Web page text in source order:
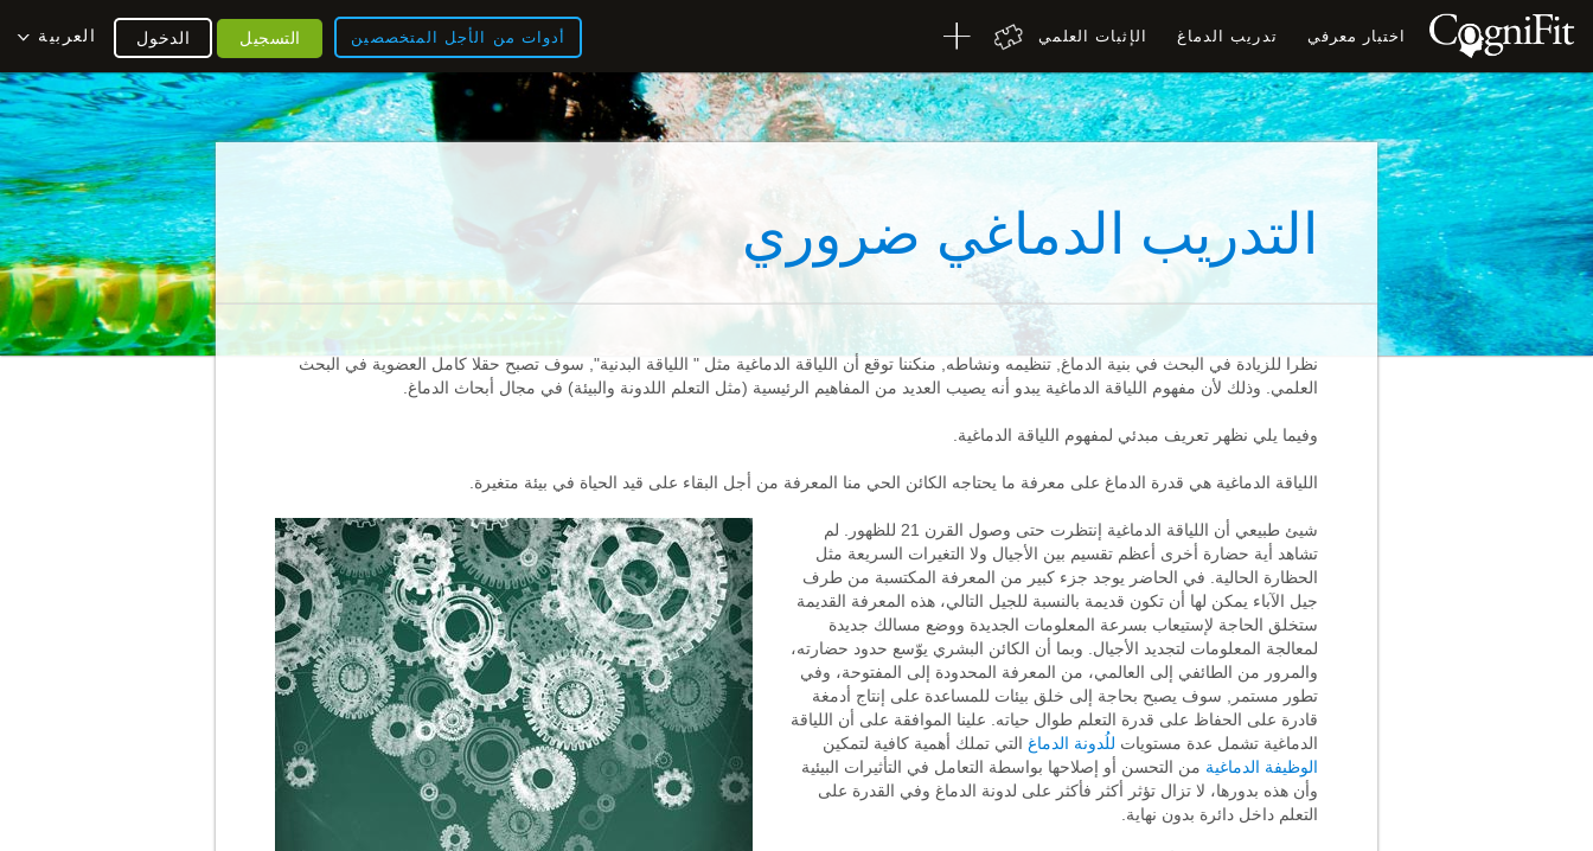
اختبار معرفي تدريب الدماغ الإثبات العلمي أدوات من الأجل المتخصصين العربية الدخول التسجيل
التدريب الدماغي ضروري
نظرا للزيادة في البحث في بنية الدماغ, تنظيمه ونشاطه, منكننا توقع أن اللياقة الدماغية مثل " اللياقة البدنية", سوف تصبح حقلا كامل العضوية في البحث
العلمي. وذلك لأن مفهوم اللياقة الدماغية يبدو أنه يصيب العديد من المفاهيم الرئيسية (مثل التعلم اللدونة والبيئة) في مجال أبحاث الدماغ.
وفيما يلي نظهر تعريف مبدئي لمفهوم اللياقة الدماغية.
اللياقة الدماغية هي قدرة الدماغ على معرفة ما يحتاجه الكائن الحي منا المعرفة من أجل البقاء على قيد الحياة في بيئة متغيرة.
شيئ طبيعي أن اللياقة الدماغية إنتظرت حتى وصول القرن 21 للظهور. لم
تشاهد أية حضارة أخرى أعظم تقسيم بين الأجيال ولا التغيرات السريعة مثل
الحظارة الحالية. في الحاضر يوجد جزء كبير من المعرفة المكتسبة من طرف
جيل الآباء يمكن لها أن تكون قديمة بالنسبة للجيل التالي، هذه المعرفة القديمة
ستخلق الحاجة لإستيعاب بسرعة المعلومات الجديدة ووضع مسالك جديدة
لمعالجة المعلومات لتجديد الأجيال. وبما أن الكائن البشري يوّسع حدود حضارته،
والمرور من الطائفي إلى العالمي، من المعرفة المحدودة إلى المفتوحة، وفي
تطور مستمر, سوف يصبح بحاجة إلى خلق بيئات للمساعدة على إنتاج أدمغة
قادرة على الحفاظ على قدرة التعلم طوال حياته. علينا الموافقة على أن اللياقة
الدماغية تشمل عدة مستويات للُدونة الدماغ التي تملك أهمية كافية لتمكين
الوظيفة الدماغية من التحسن أو إصلاحها بواسطة التعامل في التأثيرات البيئية
وأن هذه بدورها، لا تزال تؤثر أكثر فأكثر على لدونة الدماغ وفي القدرة على
التعلم داخل دائرة بدون نهاية.